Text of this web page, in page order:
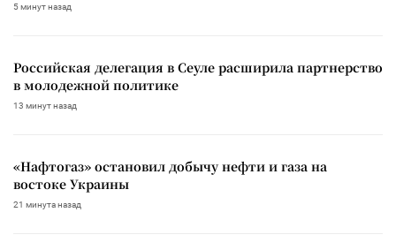
5 минут назад
Российская делегация в Сеуле расширила партнерство
в молодежной политике
13 минут назад
«Нафтогаз» остановил добычу нефти и газа на
востоке Украины
21 минута назад